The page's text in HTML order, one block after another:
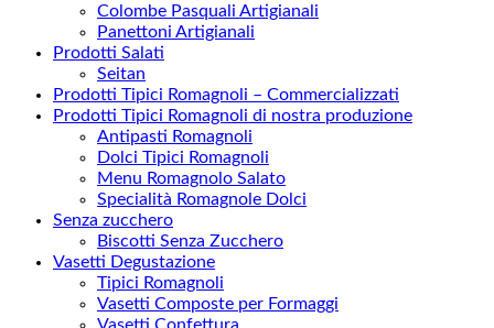
Colombe Pasquali Artigianali
Panettoni Artigianali
Prodotti Salati
Seitan
Prodotti Tipici Romagnoli – Commercializzati
Prodotti Tipici Romagnoli di nostra produzione
Antipasti Romagnoli
Dolci Tipici Romagnoli
Menu Romagnolo Salato
Specialità Romagnole Dolci
Senza zucchero
Biscotti Senza Zucchero
Vasetti Degustazione
Tipici Romagnoli
Vasetti Composte per Formaggi
Vasetti Confettura